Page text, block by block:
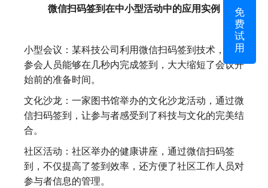
微信扫码签到在中小型活动中的应用实例
小型会议：某科技公司利用微信扫码签到技术，使得
参会人员能够在几秒内完成签到，大大缩短了会议开
始前的准备时间。
文化沙龙：一家图书馆举办的文化沙龙活动，通过微
信扫码签到，让参与者感受到了科技与文化的完美结
合。
社区活动：社区举办的健康讲座，通过微信扫码签
到，不仅提高了签到效率，还方便了社区工作人员对
参与者信息的管理。
免
费
试
用